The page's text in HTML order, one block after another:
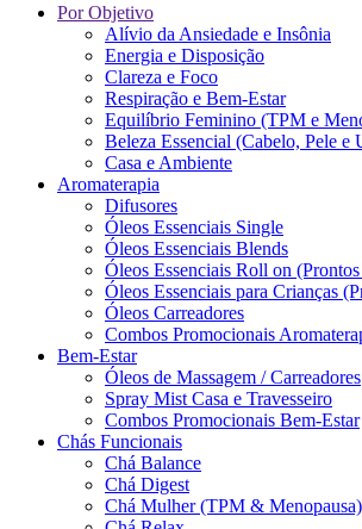
Por Objetivo
Alívio da Ansiedade e Insônia
Energia e Disposição
Clareza e Foco
Respiração e Bem-Estar
Equilíbrio Feminino (TPM e
Beleza Essencial (Cabelo, Pele e
Casa e Ambiente
Aromaterapia
Difusores
Óleos Essenciais Single
Óleos Essenciais Blends
Óleos Essenciais Roll on
Óleos Essenciais para Crianças
Óleos Carreadores
Combos Promocionais
Bem-Estar
Óleos de Massagem / Carreadores
Spray Mist Casa e Travesseiro
Combos Promocionais Bem-Estar
Chás Funcionais
Chá Balance
Chá Digest
Chá Mulher (TPM & Menopausa)